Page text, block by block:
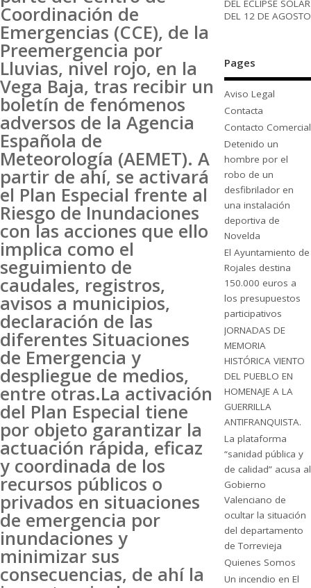
Coordinación de
Emergencias (CCE), de la
Preemergencia por
Lluvias, nivel rojo, en la
Vega Baja, tras recibir un
boletín de fenómenos
adversos de la Agencia
Española de
Meteorología (AEMET). A
partir de ahí, se activará
el Plan Especial frente al
Riesgo de Inundaciones
con las acciones que ello
implica como el
seguimiento de
caudales, registros,
avisos a municipios,
declaración de las
diferentes Situaciones
de Emergencia y
despliegue de medios,
entre otras.La activación
del Plan Especial tiene
por objeto garantizar la
actuación rápida, eficaz
y coordinada de los
recursos públicos o
privados en situaciones
de emergencia por
inundaciones y
minimizar sus
consecuencias, de ahí la
DEL ECLIPSE SOLAR
DEL 12 DE AGOSTO
Pages
Aviso Legal
Contacta
Contacto Comercial
Detenido un
hombre por el
robo de un
desfibrilador en
una instalación
deportiva de
Novelda
El Ayuntamiento de
Rojales destina
150.000 euros a
los presupuestos
participativos
JORNADAS DE
MEMORIA
HISTÓRICA VIENTO
DEL PUEBLO EN
HOMENAJE A LA
GUERRILLA
ANTIFRANQUISTA.
La plataforma
“sanidad pública y
de calidad” acusa al
Gobierno
Valenciano de
ocultar la situación
del departamento
de Torrevieja
Quienes Somos
Un incendio en El